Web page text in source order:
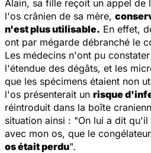
Alain, sa fille reçoit un appel
l'os crânien de sa mère,
n'est plus utilisable. En effet,
ont par mégarde débranché le
Les médecins n'ont pu
l'étendue des dégâts, et les
que les spécimens étaient non
l'os présenterait un risque
réintroduit dans la boîte
situation ainsi : "On lui a dit
avec mon os, que le
os était perdu".